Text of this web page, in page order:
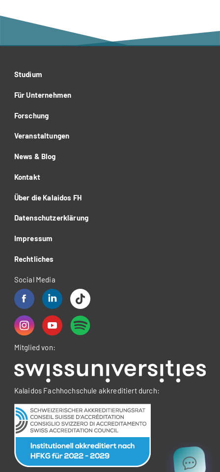
Studium
Für Unternehmen
Forschung
Veranstaltungen
News & Blog
Kontakt
Über die Kalaidos FH
Datenschutzerklärung
Impressum
Rechtliches
Social Media
Mitglied von:
Kalaidos Fachhochschule akkreditiert durch: